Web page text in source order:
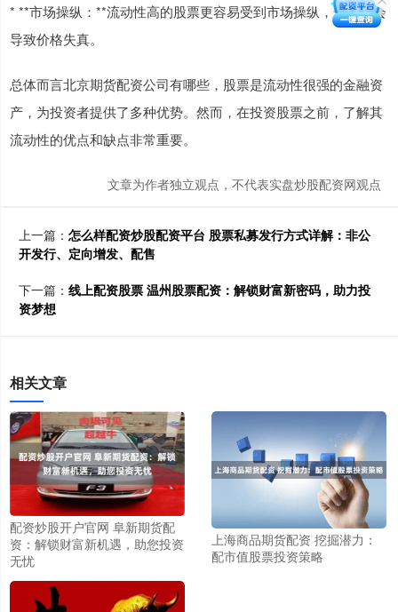
* **市场操纵：**流动性高的股票更容易受到市场操纵，这可能会
导致价格失真。
总体而言北京期货配资公司有哪些，股票是流动性很强的金融资
产，为投资者提供了多种优势。然而，在投资股票之前，了解其
流动性的优点和缺点非常重要。
文章为作者独立观点，不代表实盘炒股配资网观点
上一篇： 怎么样配资炒股配资平台 股票私募发行方式详解：非公
开发行、定向增发、配售
下一篇： 线上配资股票 温州股票配资：解锁财富新密码，助力投
资梦想
相关文章
配资炒股开户官网 阜新期货配
资：解锁财富新机遇，助您投资
无忧
上海商品期货配资 挖掘潜力：
配市值股票投资策略